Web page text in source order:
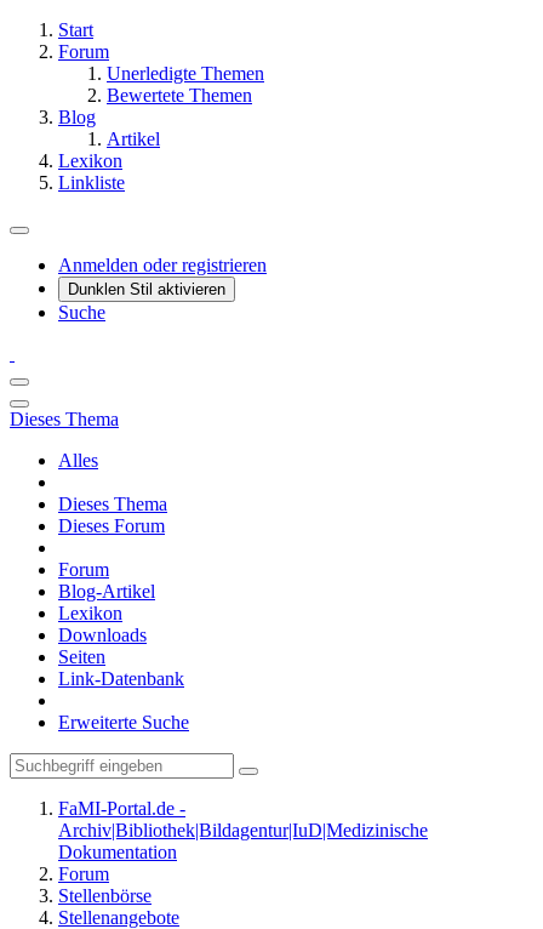
Start
Forum
Unerledigte Themen
Bewertete Themen
Blog
Artikel
Lexikon
Linkliste
Anmelden oder registrieren
Dunklen Stil aktivieren
Suche
Dieses Thema
Alles
Dieses Thema
Dieses Forum
Forum
Blog-Artikel
Lexikon
Downloads
Seiten
Link-Datenbank
Erweiterte Suche
FaMI-Portal.de -
Archiv|Bibliothek|Bildagentur|IuD|Medizinische
Dokumentation
Forum
Stellenbörse
Stellenangebote